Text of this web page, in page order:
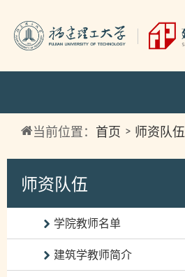
当前位置： 首页 师资队伍
师资队伍
学院教师名单
建筑学教师简介